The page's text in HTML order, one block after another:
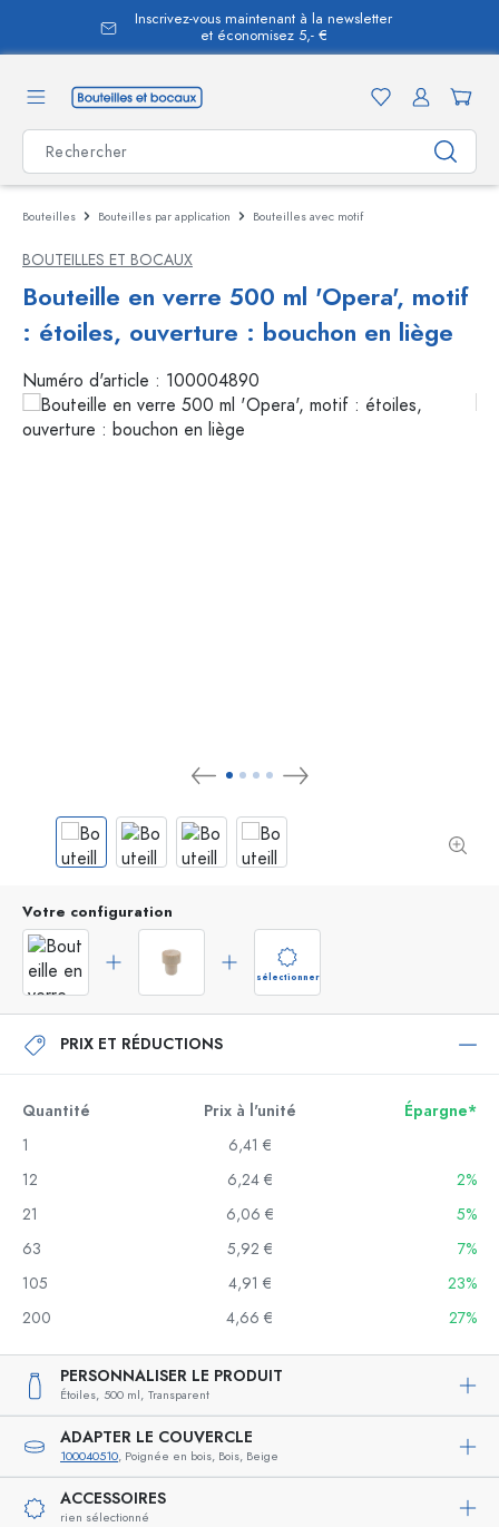
principal
Inscrivez-vous maintenant à la newsletter
et économisez 5,- €
Bouteilles Bouteilles par application Bouteilles avec motif
BOUTEILLES ET BOCAUX
Bouteille en verre 500 ml 'Opera', motif
: étoiles, ouverture : bouchon en liège
Numéro d'article : 100004890
Votre configuration
sélectionner
PRIX ET RÉDUCTIONS
Quantité Prix à l'unité
Épargne*
1
6,41 €
12
6,24 €
2%
21
6,06 €
5%
63
5,92 €
7%
105
4,91 €
23%
200
4,66 € 27%
PERSONNALISER LE PRODUIT
Étoiles, 500 ml, Transparent
ADAPTER LE COUVERCLE
100040510, Poignée en bois, Bois, Beige
ACCESSOIRES
rien sélectionné